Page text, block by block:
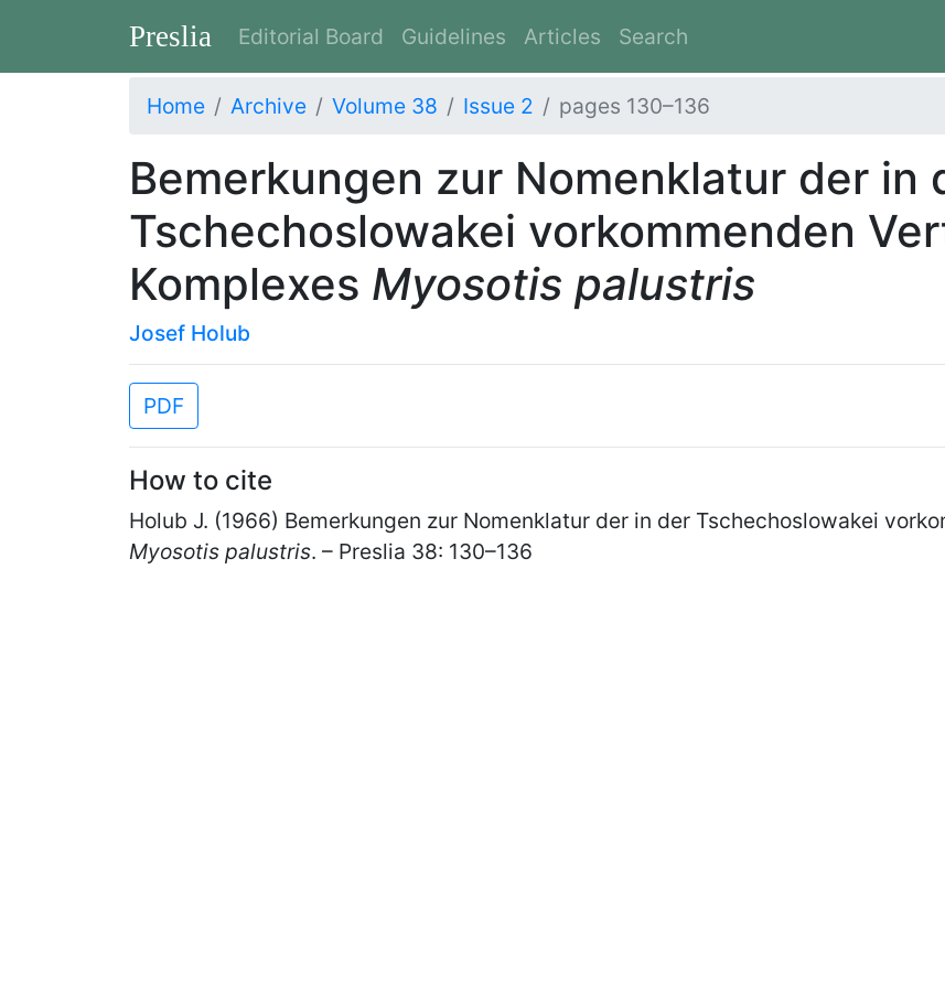
Preslia Editorial Board Guidelines Articles Search
Home Archive Volume 38 Issue 2 pages 130–136
Bemerkungen zur Nomenklatur der in
Tschechoslowakei vorkommenden
Komplexes Myosotis palustris
Josef Holub
PDF
How to cite
Holub J. (1966) Bemerkungen zur Nomenklatur der in der Tschechoslowakei
Myosotis palustris. – Preslia 38: 130–136